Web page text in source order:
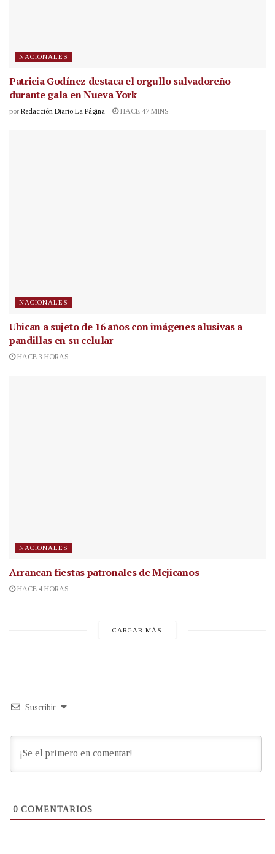
NACIONALES
Patricia Godínez destaca el orgullo salvadoreño
durante gala en Nueva York
por Redacción Diario La Página HACE 47 MINS
NACIONALES
Ubican a sujeto de 16 años con imágenes alusivas a
pandillas en su celular
HACE 3 HORAS
NACIONALES
Arrancan fiestas patronales de Mejicanos
HACE 4 HORAS
CARGAR MÁS
Suscribir
0 COMENTARIOS